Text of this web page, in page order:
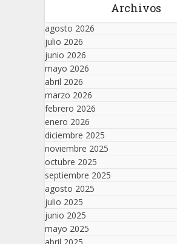
Archivos
agosto 2026
julio 2026
junio 2026
mayo 2026
abril 2026
marzo 2026
febrero 2026
enero 2026
diciembre 2025
noviembre 2025
octubre 2025
septiembre 2025
agosto 2025
julio 2025
junio 2025
mayo 2025